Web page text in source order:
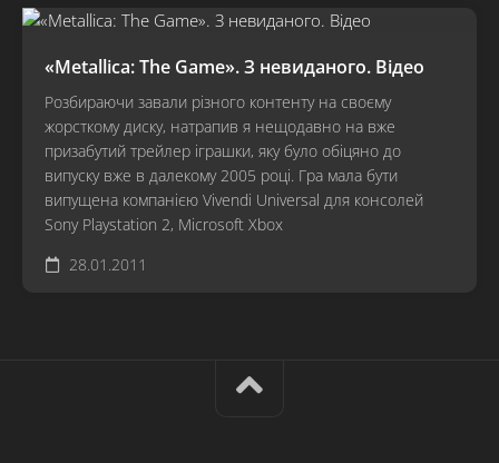
«Metallica: The Game». З невиданого. Відео
Розбираючи завали різного контенту на своєму
жорсткому диску, натрапив я нещодавно на вже
призабутий трейлер іграшки, яку було обіцяно до
випуску вже в далекому 2005 році. Гра мала бути
випущена компанією Vivendi Universal для консолей
Sony Playstation 2, Microsoft Xbox
28.01.2011